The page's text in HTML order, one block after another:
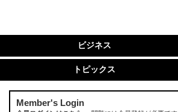
ビジネス
トピックス
Member's Login